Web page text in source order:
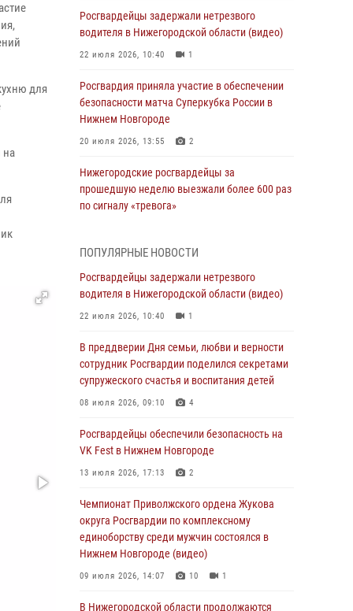
для
на
Росгвардейцы задержали нетрезвого
водителя в Нижегородской области (видео)
22 июля 2026, 10:40 1
Росгвардия приняла участие в обеспечении
безопасности матча Суперкубка России в
Нижнем Новгороде
20 июля 2026, 13:55 2
Нижегородские росгвардейцы за
прошедшую неделю выезжали более 600 раз
по сигналу «тревога»
В Нижегородской области сотрудники
Росгвардии «по горячим следам» задержали
правонарушителя за стрельбу
17 июля 2026, 05:17
В Нижегородской области продолжаются
мероприятия в рамках всероссийской
ведомственной акции «Каникулы с
Росгвардейцы обеспечили безопасность на
VK Fest в Нижнем Новгороде
Нижегородские росгвардейцы за
прошедшую неделю выезжали более 750 раз
по сигналу «тревога»
13 июля 2026, 06:45
Росгвардейцы предотвратили серию краж в
ПОПУЛЯРНЫЕ НОВОСТИ
Росгвардейцы задержали нетрезвого
водителя в Нижегородской области (видео)
22 июля 2026, 10:40 1
В преддверии Дня семьи, любви и верности
сотрудник Росгвардии поделился секретами
супружеского счастья и воспитания детей
08 июля 2026, 09:10 4
Росгвардейцы обеспечили безопасность на
VK Fest в Нижнем Новгороде
13 июля 2026, 17:13 2
Чемпионат Приволжского ордена Жукова
округа Росгвардии по комплексному
единоборству среди мужчин состоялся в
Нижнем Новгороде (видео)
09 июля 2026, 14:07 10 1
В Нижегородской области продолжаются